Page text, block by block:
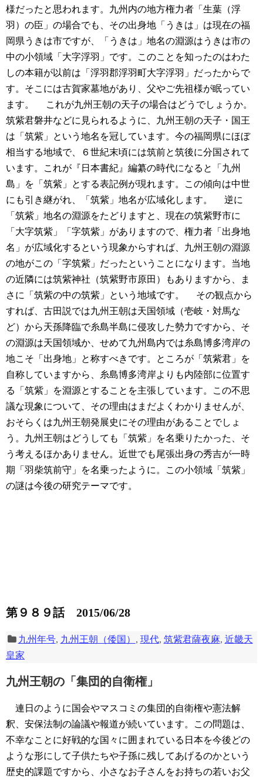
様だったと思われます。九州内の地方権力者「生葉（浮
羽）の臣」の場合でも、その出身地「うきは」は現在の福
岡県うきは市ですが、「うきは」地名の淵源はうきは市の
中の小領域「大字浮羽」です。このことを知ったのはわた
しの本籍が以前は「浮羽郡浮羽町大字浮羽」だったからで
す。そこには古賀家墓地があり、父やご先祖様が眠ってい
ます。
これが九州王朝の天子の場合はどうでしょうか。
筑紫君磐井などに見られるように、九州王朝の天子・国王
は「筑紫」という地名を冠しています。今の福岡県にほぼ
相当する地域で、６世紀末頃には筑前と筑後に分国されて
います。これが『日本書紀』編纂の時代になると「九州
島」を「筑紫」とする表記例が現れます。この傾向は中世
にも引き継がれ、「筑紫」地名が広域化します。
逆に
「筑紫」地名の淵源をたどりますと、現在の筑紫野市に
「大字筑紫」「字筑紫」がありますので、権力者「出身地
名」が広域化するという現象からすれば、九州王朝の淵源
の地がこの「字筑紫」だったということになります。当地
の近隣には筑紫神社（筑紫野市原田）もありますから、ま
さに「筑紫の中の筑紫」という地域です。
その観点から
すれば、古田説では九州王朝は天国領域（壱岐・対馬な
ど）から天孫降臨で糸島半島に侵攻した勢力ですから、そ
の淵源は天国領域か、せめて九州島内では糸島博多湾岸の
地こそ「出身地」と称すべきです。ところが「筑紫君」を
自称していますから、糸島博多湾岸よりも内陸部に位置す
る「筑紫」を淵源とすることを主張しています。この不思
議な現象について、その理由はまだよくわかりませんが、
おそらくは九州王朝発展史にその理由があることでしょ
う。九州王朝はどうしても「筑紫」を名乗りたかった、そ
う考えるほかありません。近世でも尾張出身の秀吉が一時
期「羽柴筑前守」を名乗ったように。この小領域「筑紫」
の謎は今後の研究テーマです。
第９８９話 2015/06/28
九州年号, 九州王朝（倭国） , 現代, 筑紫君薩夜麻, 近畿天
皇家
九州王朝の「集団的自衛権」
連日のように国会やマスコミの集団的自衛権や憲法解
釈、安保法制の論議や報道が続いています。この問題は、
不幸なことに好戦的な国々に囲まれている日本を今後どの
ような形にして子供たちや子孫に残してあげるのかという
歴史的課題ですから、小さなお子さんをお持ちの若いお父